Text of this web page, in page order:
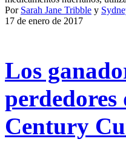
Por Sarah Jane Tribble y
17 de enero de 2017
Los
perdedores
Century